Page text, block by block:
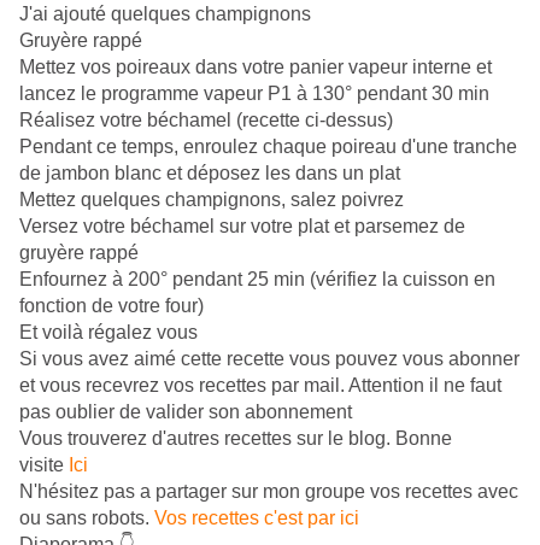
J'ai ajouté quelques champignons
Gruyère rappé
Mettez vos poireaux dans votre panier vapeur interne et
lancez le programme vapeur P1 à 130° pendant 30 min
Réalisez votre béchamel (recette ci-dessus)
Pendant ce temps, enroulez chaque poireau d'une tranche
de jambon blanc et déposez les dans un plat
Mettez quelques champignons, salez poivrez
Versez votre béchamel sur votre plat et parsemez de
gruyère rappé
Enfournez à 200° pendant 25 min (vérifiez la cuisson en
fonction de votre four)
Et voilà régalez vous
Si vous avez aimé cette recette vous pouvez vous abonner
et vous recevrez vos recettes par mail. Attention il ne faut
pas oublier de valider son abonnement
Vous trouverez d'autres recettes sur le blog. Bonne
visite Ici
N'hésitez pas a partager sur mon groupe vos recettes avec
ou sans robots. Vos recettes c'est par ici